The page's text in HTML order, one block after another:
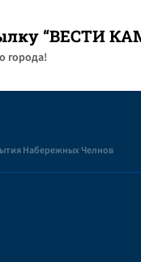
“ВЕСТИ
города!
Набережных Челнов